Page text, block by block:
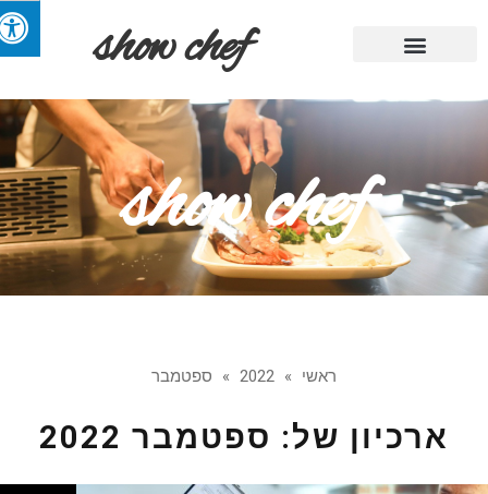
show chef
show chef
ראשי »
2022
» ספטמבר
ארכיון של:ספטמבר 2022